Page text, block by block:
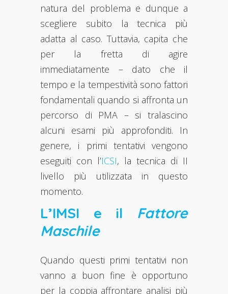
natura del problema e dunque a
scegliere subito la tecnica più
adatta al caso. Tuttavia, capita che
per la fretta di agire
immediatamente – dato che il
tempo e la tempestività sono fattori
fondamentali quando si affronta un
percorso di PMA – si tralascino
alcuni esami più approfonditi. In
genere, i primi tentativi vengono
eseguiti con l’ICSI, la tecnica di II
livello più utilizzata in questo
momento.
L’IMSI e il Fattore
Maschile
Quando questi primi tentativi non
vanno a buon fine è opportuno
per la coppia affrontare analisi più